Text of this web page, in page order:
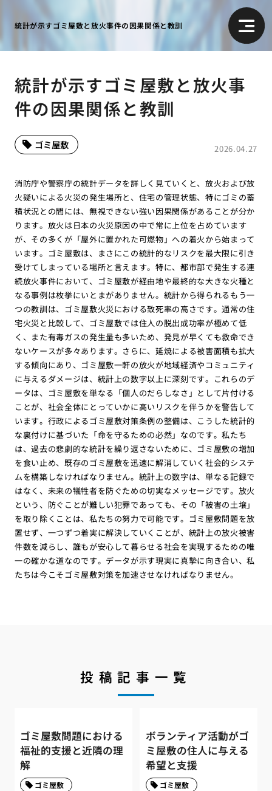
統計が示すゴミ屋敷と放火事件の因果関係と教訓
統計が示すゴミ屋敷と放火事
件の因果関係と教訓
2026.04.27
ゴミ屋敷
消防庁や警察庁の統計データを詳しく見ていくと、放火および放
火疑いによる火災の発生場所と、住宅の管理状態、特にゴミの蓄
積状況との間には、無視できない強い因果関係があることが分か
ります。放火は日本の火災原因の中で常に上位を占めています
が、その多くが「屋外に置かれた可燃物」への着火から始まって
います。ゴミ屋敷は、まさにこの統計的なリスクを最大限に引き
受けてしまっている場所と言えます。特に、都市部で発生する連
続放火事件において、ゴミ屋敷が経由地や最終的な大きな火種と
なる事例は枚挙にいとまがありません。統計から得られるもう一
つの教訓は、ゴミ屋敷火災における致死率の高さです。通常の住
宅火災と比較して、ゴミ屋敷では住人の脱出成功率が極めて低
く、また有毒ガスの発生量も多いため、発見が早くても救命でき
ないケースが多々あります。さらに、延焼による被害面積も拡大
する傾向にあり、ゴミ屋敷一軒の放火が地域経済やコミュニティ
に与えるダメージは、統計上の数字以上に深刻です。これらのデ
ータは、ゴミ屋敷を単なる「個人のだらしなさ」として片付ける
ことが、社会全体にとっていかに高いリスクを伴うかを警告して
います。行政によるゴミ屋敷対策条例の整備は、こうした統計的
な裏付けに基づいた「命を守るための必然」なのです。私たち
は、過去の悲劇的な統計を繰り返さないために、ゴミ屋敷の増加
を食い止め、既存のゴミ屋敷を迅速に解消していく社会的システ
ムを構築しなければなりません。統計上の数字は、単なる記録で
はなく、未来の犠牲者を防ぐための切実なメッセージです。放火
という、防ぐことが難しい犯罪であっても、その「被害の土壌」
を取り除くことは、私たちの努力で可能です。ゴミ屋敷問題を放
置せず、一つずつ着実に解決していくことが、統計上の放火被害
件数を減らし、誰もが安心して暮らせる社会を実現するための唯
一の確かな道なのです。データが示す現実に真摯に向き合い、私
たちは今こそゴミ屋敷対策を加速させなければなりません。
投稿記事一覧
ゴミ屋敷問題における
福祉的支援と近隣の理
解
ゴミ屋敷
ボランティア活動がゴ
ミ屋敷の住人に与える
希望と支援
ゴミ屋敷